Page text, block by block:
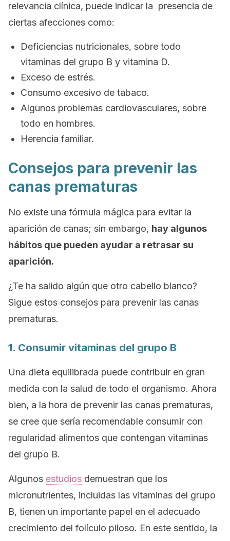
relevancia clínica, puede indicar la presencia de
ciertas afecciones como:
Deficiencias nutricionales, sobre todo
vitaminas del grupo B y vitamina D.
Exceso de estrés.
Consumo excesivo de tabaco.
Algunos problemas cardiovasculares, sobre
todo en hombres.
Herencia familiar.
Consejos para prevenir las
canas prematuras
No existe una fórmula mágica para evitar la
aparición de canas; sin embargo, hay algunos
hábitos que pueden ayudar a retrasar su
aparición.
¿Te ha salido algún que otro cabello blanco?
Sigue estos consejos para prevenir las canas
prematuras.
1. Consumir vitaminas del grupo B
Una dieta equilibrada puede contribuir en gran
medida con la salud de todo el organismo. Ahora
bien, a la hora de prevenir las canas prematuras,
se cree que sería recomendable consumir con
regularidad alimentos que contengan vitaminas
del grupo B.
Algunos estudios demuestran que los
micronutrientes, incluidas las vitaminas del grupo
B, tienen un importante papel en el adecuado
crecimiento del folículo piloso. En este sentido, la